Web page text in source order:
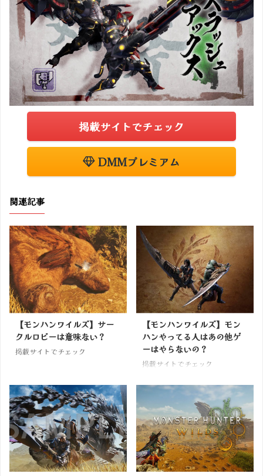
掲載サイトでチェック
DMMプレミアム
関連記事
【モンハンワイルズ】サー
クルロビーは意味ない？
掲載サイトでチェック
【モンハンワイルズ】モン
ハンやってる人はあの他ゲ
ーはやらないの？
掲載サイトでチェック